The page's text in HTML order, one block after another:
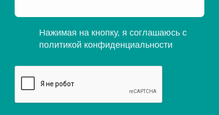
Нажимая на кнопку, я соглашаюсь с
политикой конфиденциальности